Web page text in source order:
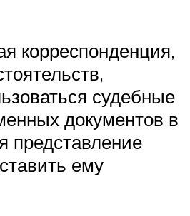
корреспонденция,
судебные
документов в
представление
ему